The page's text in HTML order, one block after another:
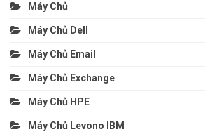
Máy Chủ
Máy Chủ Dell
Máy Chủ Email
Máy Chủ Exchange
Máy Chủ HPE
Máy Chủ Levono IBM